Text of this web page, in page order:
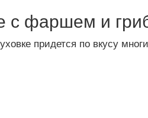
с фаршем и
придется по вкусу